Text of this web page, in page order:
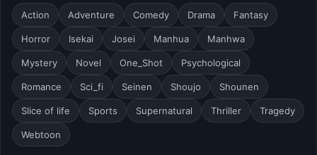
Action Adventure Comedy Drama Fantasy
Horror Isekai Josei Manhua Manhwa
Mystery Novel One_Shot Psychological
Romance Sci_fi Seinen Shoujo Shounen
Slice of life Sports Supernatural Thriller Tragedy
Webtoon